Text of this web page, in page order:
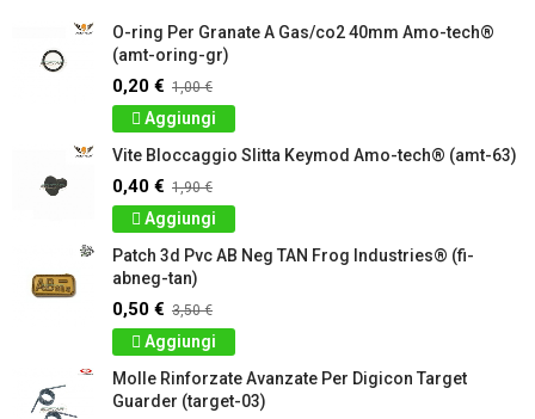
O-ring Per Granate A Gas/co2 40mm Amo-tech®
(amt-oring-gr)
0,20 € 1,00 €
Aggiungi
Vite Bloccaggio Slitta Keymod Amo-tech® (amt-63)
0,40 € 1,90 €
Aggiungi
Patch 3d Pvc AB Neg TAN Frog Industries® (fi-
abneg-tan)
0,50 € 3,50 €
Aggiungi
Molle Rinforzate Avanzate Per Digicon Target
Guarder (target-03)